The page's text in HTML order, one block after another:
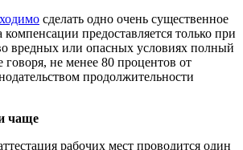
сделать одно очень существенное
предоставляется только при
вредных или опасных условиях полный
говоря, не менее 80 процентов от
продолжительности
чаще
рабочих мест проводится один